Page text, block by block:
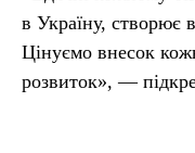
в Україну, створює
Цінуємо внесок
розвиток», —